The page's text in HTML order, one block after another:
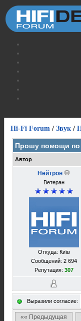
Hi-Fi Forum / Звук /
Прошу помощи по
Автор
Нейтрон
Ветеран
Откуда: Київ
Сообщений: 2 694
Репутация: 307
Выразили согласие:
«« Предыдущая